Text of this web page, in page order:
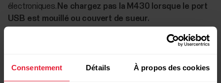
Consentement Détails À propos des cookies
électroniques. Ne chargez pas la M430 lorsque le port
USB est mouillé ou couvert de sueur.
fréquence cardiaque optique